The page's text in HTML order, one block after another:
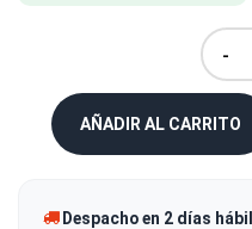
-
AÑADIR AL CARRITO
Despacho en 2 días